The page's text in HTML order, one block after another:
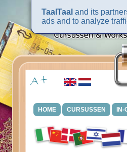
HOME CURSUSSEN
TaalTaal and its
ads and to analyze